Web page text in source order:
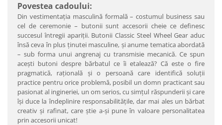
Povestea cadoului:
Din vestimentaţia masculină formală – costumul business sau
cel de ceremonie – butonii sunt accesorii cheie ce definesc
succesul întregii apariţii. Butonii Classic Steel Wheel Gear aduc
însă ceva în plus ţinutei masculine, şi anume tematica abordată
– sub forma unui angrenaj cu transmisie mecanică. Ce spun
aceşti butoni despre bărbatul ce îi etalează? Că este o fire
pragmatică, raţională şi o persoană care identifică soluţii
practice pentru orice problemă, posibil un domn practicant sau
pasionat al ingineriei, un om serios, cu simţul răspunderii şi care
îşi duce la îndeplinire responsabilităţile, dar mai ales un bărbat
creativ şi rafinat, care ştie a-şi pune în valoare personalitatea
prin accesorii unicat!